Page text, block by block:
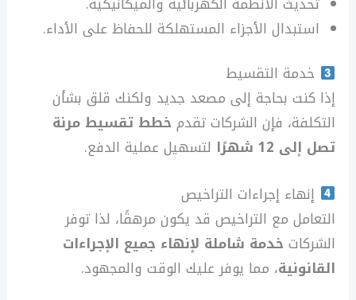
استبدال الأجزاء المستهلكة للحفاظ على الأداء.
خدمة التقسيط
إذا كنت بحاجة إلى مصعد جديد ولكنك قلق بشأن
التكلفة، فإن الشركات تقدم خطط تقسيط مرنة
تصل إلى 12 شهرًا
لتسهيل عملية الدفع.
إنهاء إجراءات التراخيص
التعامل مع التراخيص قد يكون مرهقًا، لذا توفر
الشركات خدمة شاملة لإنهاء جميع الإجراءات
القانونية، مما يوفر عليك الوقت والمجهود.